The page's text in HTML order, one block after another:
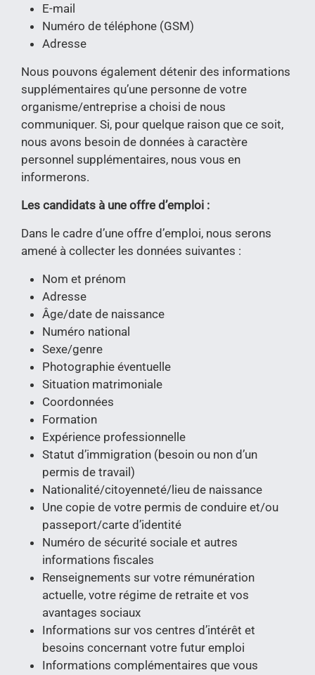
E-mail
Numéro de téléphone (GSM)
Adresse
Nous pouvons également détenir des informations
supplémentaires qu’une personne de votre
organisme/entreprise a choisi de nous
communiquer. Si, pour quelque raison que ce soit,
nous avons besoin de données à caractère
personnel supplémentaires, nous vous en
informerons.
Les candidats à une offre d’emploi :
Dans le cadre d’une offre d’emploi, nous serons
amené à collecter les données suivantes :
Nom et prénom
Adresse
Âge/date de naissance
Numéro national
Sexe/genre
Photographie éventuelle
Situation matrimoniale
Coordonnées
Formation
Expérience professionnelle
Statut d’immigration (besoin ou non d’un
permis de travail)
Nationalité/citoyenneté/lieu de naissance
Une copie de votre permis de conduire et/ou
passeport/carte d’identité
Numéro de sécurité sociale et autres
informations fiscales
Renseignements sur votre rémunération
actuelle, votre régime de retraite et vos
avantages sociaux
Informations sur vos centres d’intérêt et
besoins concernant votre futur emploi
Informations complémentaires que vous